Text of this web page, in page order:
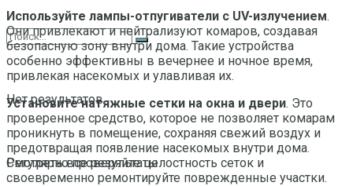
Нет результатов
Смотреть все результаты
Используйте лампы-отпугиватели с UV-излучением.
Они привлекают и нейтрализуют комаров, создавая
безопасную зону внутри дома. Такие устройства
особенно эффективны в вечернее и ночное время,
привлекая насекомых и улавливая их.
Установите натяжные сетки на окна и двери. Это
проверенное средство, которое не позволяет комарам
проникнуть в помещение, сохраняя свежий воздух и
предотвращая появление насекомых внутри дома.
Регулярно проверяйте целостность сеток и
своевременно ремонтируйте поврежденные участки.